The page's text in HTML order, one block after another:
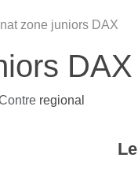
zone juniors DAX
DAX
regional
Le